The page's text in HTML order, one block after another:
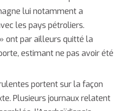
lui notamment a
les pays pétroliers.
ont par ailleurs quitté la
estimant ne pas avoir été
portent sur la façon
Plusieurs journaux relatent